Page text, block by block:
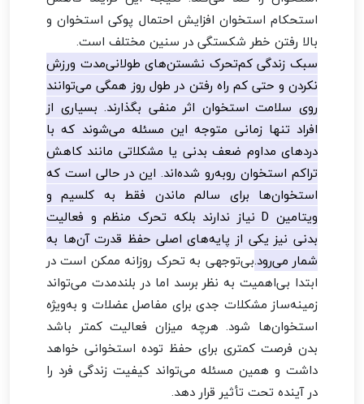
استحکام استخوان افزایش احتمال پوکی استخوان و
بالا رفتن خطر شکستگی در سنین مختلف است.
سبک زندگی کم‌تحرک نشستن‌های طولانی‌مدت ورزش
نکردن و حتی کم راه رفتن در طول روز همگی می‌توانند
روی سلامت استخوان اثر منفی بگذارند. بسیاری از
افراد تنها زمانی متوجه این مسئله می‌شوند که با
دردهای مداوم ضعف بدنی یا مشکلاتی مانند کاهش
تراکم استخوان روبه‌رو شده‌اند. این در حالی است که
استخوان‌ها برای سالم ماندن فقط به کلسیم و
ویتامین D نیاز ندارند بلکه تحرک منظم و فعالیت
بدنی نیز یکی از پایه‌های اصلی حفظ قدرت آن‌ها به
شمار می‌رود.بی‌توجهی به تحرک روزانه ممکن است در
ابتدا بی‌اهمیت به نظر برسد اما در بلندمدت می‌تواند
زمینه‌ساز مشکلات جدی برای مفاصل عضلات و به‌ویژه
استخوان‌ها شود. هرچه میزان فعالیت کمتر باشد
بدن فرصت کمتری برای حفظ توده استخوانی خواهد
داشت و همین مسئله می‌تواند کیفیت زندگی فرد را
در آینده تحت تأثیر قرار دهد.